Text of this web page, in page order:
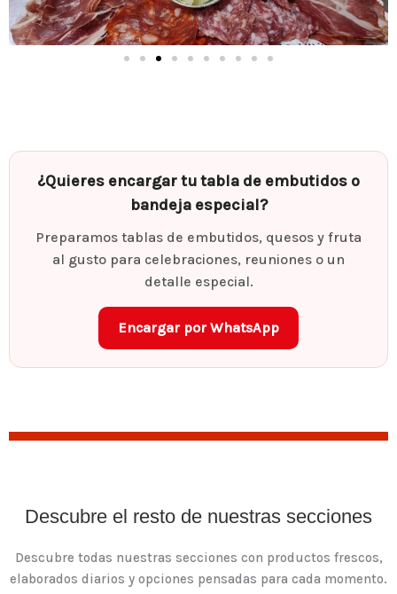
¿Quieres encargar tu tabla de embutidos o
bandeja especial?
Preparamos tablas de embutidos, quesos y fruta
al gusto para celebraciones, reuniones o un
detalle especial.
Encargar por WhatsApp
Descubre el resto de nuestras secciones
Descubre todas nuestras secciones con productos frescos,
elaborados diarios y opciones pensadas para cada momento.